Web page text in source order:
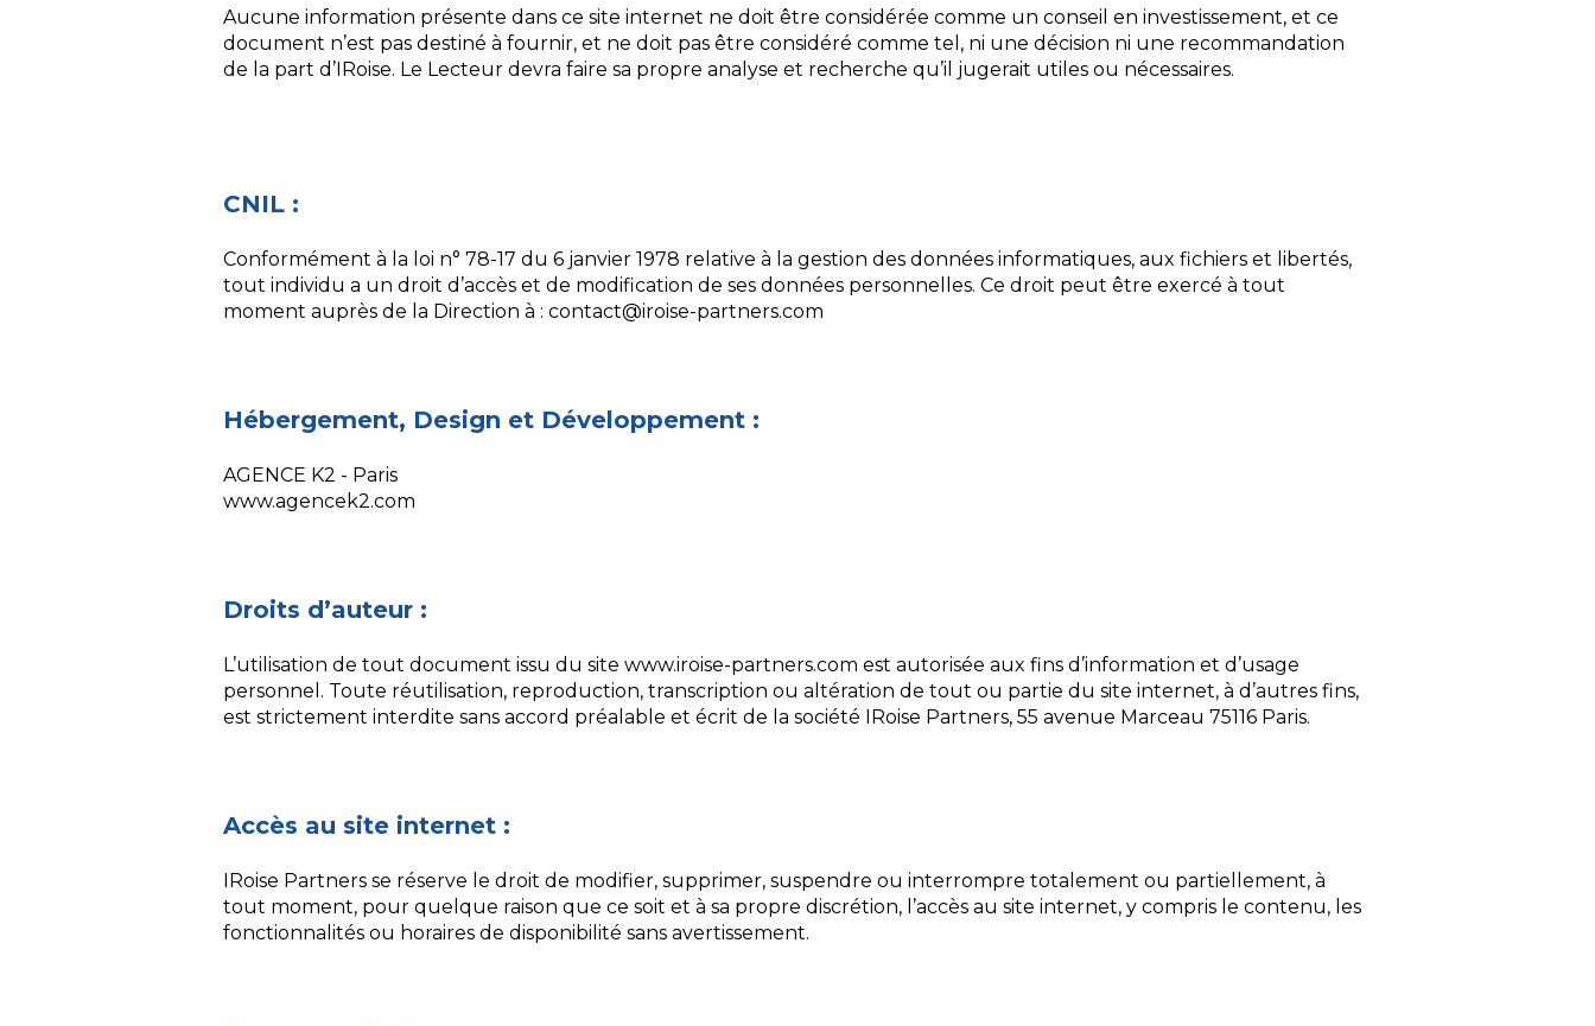
gestion de
projet
Mission de
communication
Aucune information présente dans ce site internet ne doit être considérée comme un conseil en investissement, et ce
document n’est pas destiné à fournir, et ne doit pas être considéré comme tel, ni une décision ni une recommandation
de la part d’IRoise. Le Lecteur devra faire sa propre analyse et recherche qu’il jugerait utiles ou nécessaires.
CNIL :
Conformément à la loi n° 78-17 du 6 janvier 1978 relative à la gestion des données informatiques, aux fichiers et libertés,
tout individu a un droit d’accès et de modification de ses données personnelles. Ce droit peut être exercé à tout
moment auprès de la Direction à : contact@iroise-partners.com
Hébergement, Design et Développement :
AGENCE K2 - Paris
www.agencek2.com
Droits d’auteur :
L’utilisation de tout document issu du site www.iroise-partners.com est autorisée aux fins d’information et d’usage
personnel. Toute réutilisation, reproduction, transcription ou altération de tout ou partie du site internet, à d’autres fins,
est strictement interdite sans accord préalable et écrit de la société IRoise Partners, 55 avenue Marceau 75116 Paris.
Accès au site internet :
IRoise Partners se réserve le droit de modifier, supprimer, suspendre ou interrompre totalement ou partiellement, à
tout moment, pour quelque raison que ce soit et à sa propre discrétion, l’accès au site internet, y compris le contenu, les
fonctionnalités ou horaires de disponibilité sans avertissement.